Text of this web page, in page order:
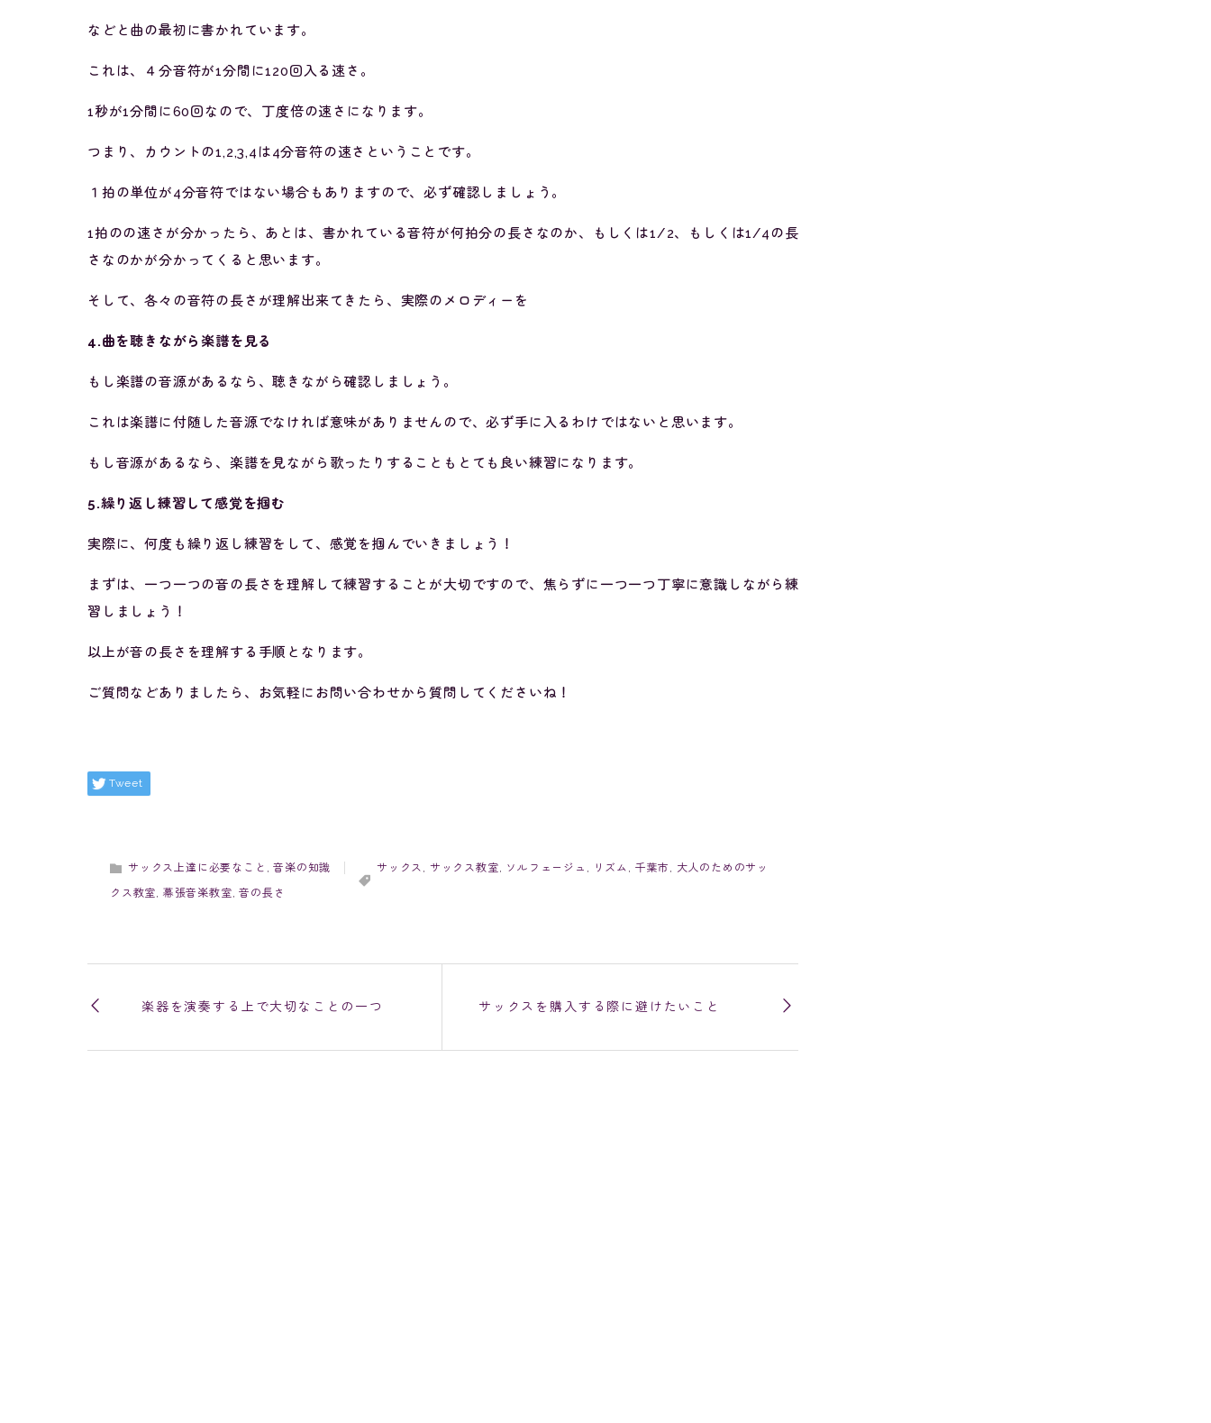
などと曲の最初に書かれています。
これは、４分音符が1分間に120回入る速さ。
1秒が1分間に60回なので、丁度倍の速さになります。
つまり、カウントの1,2,3,4は4分音符の速さということです。
１拍の単位が4分音符ではない場合もありますので、必ず確認しましょう。
1拍のの速さが分かったら、あとは、書かれている音符が何拍分の長さなのか、もしくは1/2、もしくは1/4の長
さなのかが分かってくると思います。
そして、各々の音符の長さが理解出来てきたら、実際のメロディーを
4.曲を聴きながら楽譜を見る
もし楽譜の音源があるなら、聴きながら確認しましょう。
これは楽譜に付随した音源でなければ意味がありませんので、必ず手に入るわけではないと思います。
もし音源があるなら、楽譜を見ながら歌ったりすることもとても良い練習になります。
5.繰り返し練習して感覚を掴む
実際に、何度も繰り返し練習をして、感覚を掴んでいきましょう！
まずは、一つ一つの音の長さを理解して練習することが大切ですので、焦らずに一つ一つ丁寧に意識しながら練
習しましょう！
以上が音の長さを理解する手順となります。
ご質問などありましたら、お気軽にお問い合わせから質問してくださいね！
Tweet
サックス上達に必要なこと ,音楽の知識 サックス , サックス教室, ソルフェージュ , リズム , 千葉市 , 大人のためのサッ
クス教室,幕張音楽教室,音の長さ
楽器を演奏する上で大切なことの一つ サックスを購入する際に避けたいこと